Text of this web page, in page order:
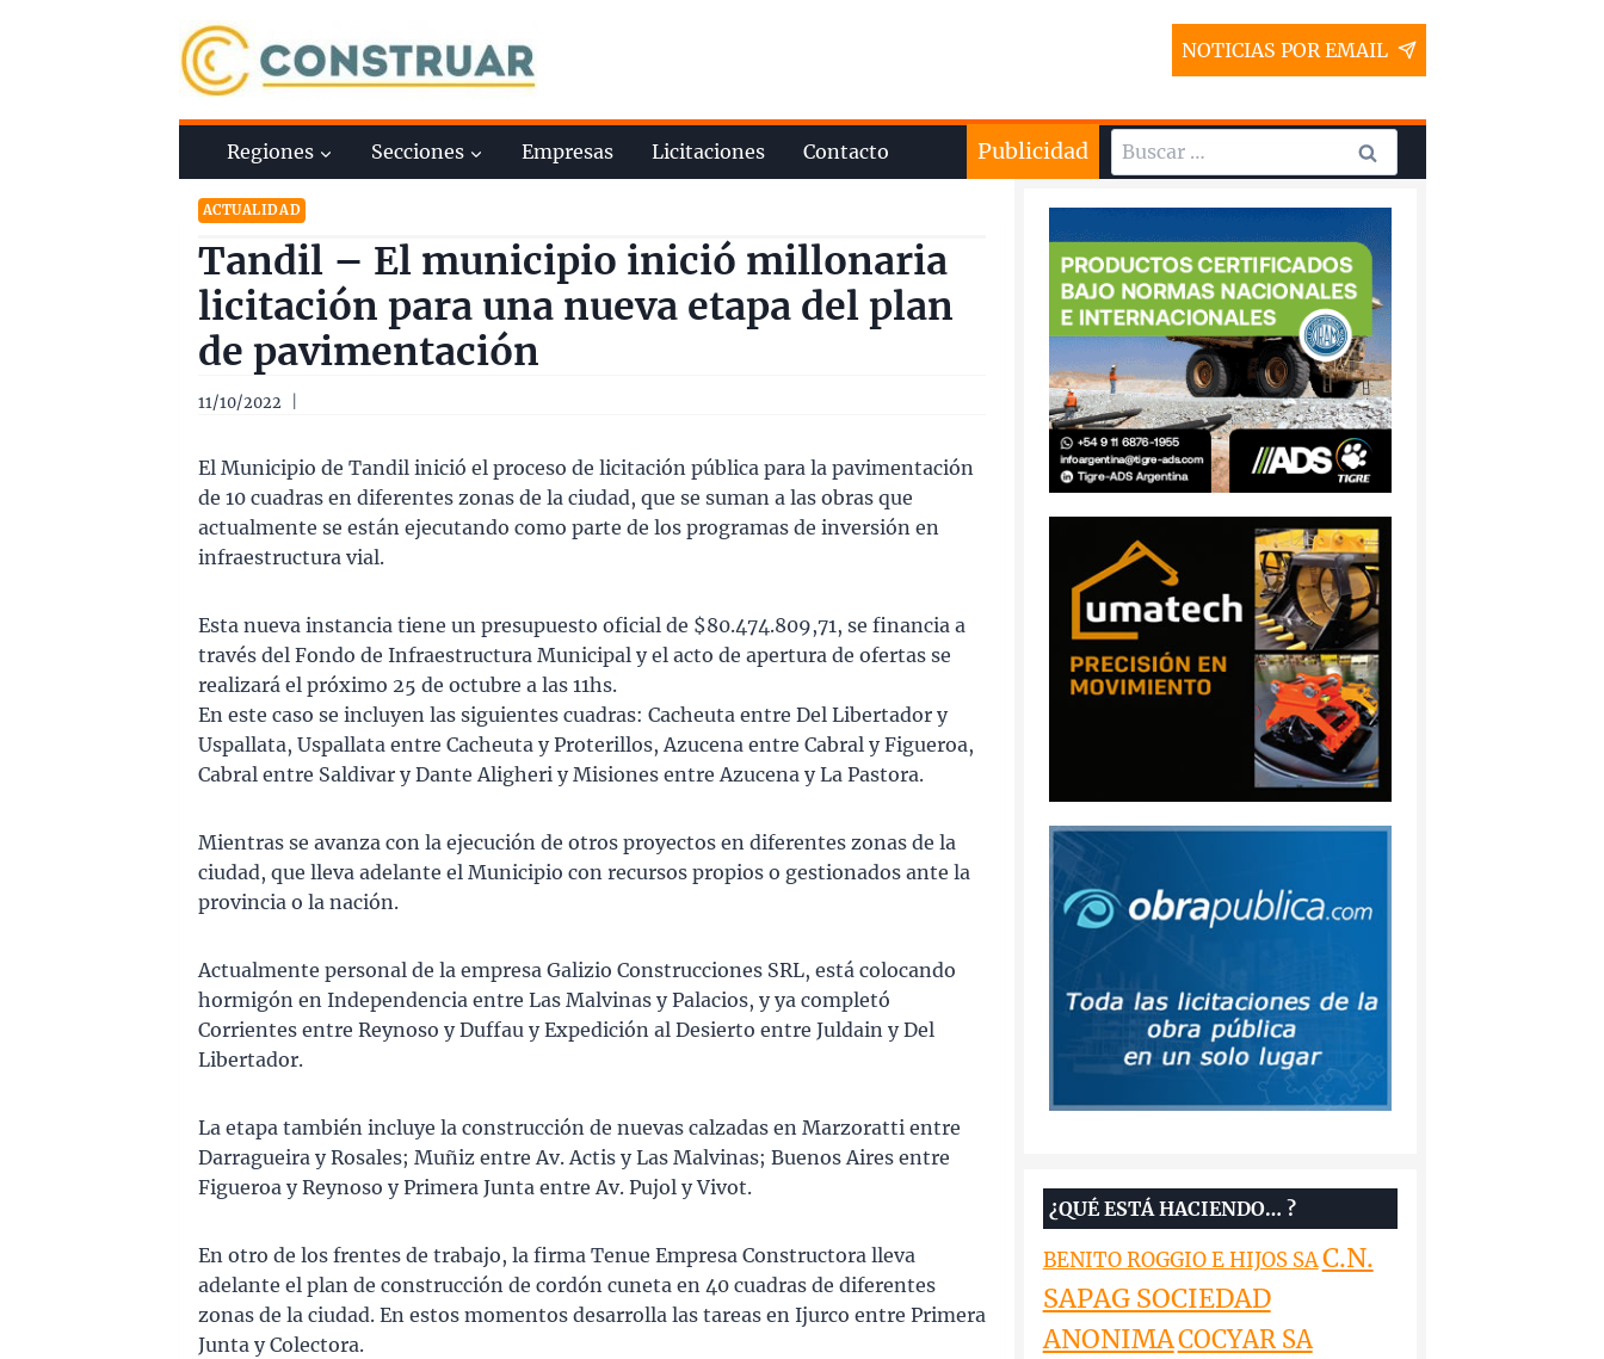
NOTICIAS POR EMAIL
Regiones Secciones Empresas Licitaciones Contacto Publicidad Buscar:
ACTUALIDAD
Tandil – El municipio inició millonaria
licitación para una nueva etapa del plan
de pavimentación
11/10/2022
El Municipio de Tandil inició el proceso de licitación pública para la pavimentación
de 10 cuadras en diferentes zonas de la ciudad, que se suman a las obras que
actualmente se están ejecutando como parte de los programas de inversión en
infraestructura vial.
Esta nueva instancia tiene un presupuesto oficial de $80.474.809,71, se financia a
través del Fondo de Infraestructura Municipal y el acto de apertura de ofertas se
realizará el próximo 25 de octubre a las 11hs.
En este caso se incluyen las siguientes cuadras: Cacheuta entre Del Libertador y
Uspallata, Uspallata entre Cacheuta y Proterillos, Azucena entre Cabral y Figueroa,
Cabral entre Saldivar y Dante Aligheri y Misiones entre Azucena y La Pastora.
Mientras se avanza con la ejecución de otros proyectos en diferentes zonas de la
ciudad, que lleva adelante el Municipio con recursos propios o gestionados ante la
provincia o la nación.
Actualmente personal de la empresa Galizio Construcciones SRL, está colocando
hormigón en Independencia entre Las Malvinas y Palacios, y ya completó
Corrientes entre Reynoso y Duffau y Expedición al Desierto entre Juldain y Del
Libertador.
La etapa también incluye la construcción de nuevas calzadas en Marzoratti entre
Darragueira y Rosales; Muñiz entre Av. Actis y Las Malvinas; Buenos Aires entre
Figueroa y Reynoso y Primera Junta entre Av. Pujol y Vivot.
En otro de los frentes de trabajo, la firma Tenue Empresa Constructora lleva
adelante el plan de construcción de cordón cuneta en 40 cuadras de diferentes
zonas de la ciudad. En estos momentos desarrolla las tareas en Ijurco entre Primera
Junta y Colectora.
¿QUÉ ESTÁ HACIENDO… ?
BENITO ROGGIO E HIJOS SAC.N.
SAPAG SOCIEDAD
ANONIMACOCYAR SA